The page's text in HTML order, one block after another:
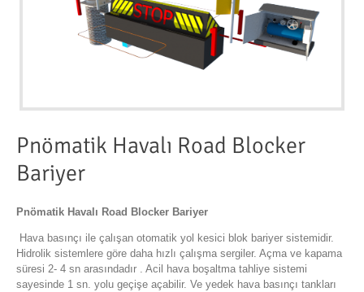
Pnömatik Havalı Road Blocker
Bariyer
Pnömatik Havalı Road Blocker Bariyer
Hava basınçı ile çalışan otomatik yol kesici blok bariyer sistemidir.
Hidrolik sistemlere göre daha hızlı çalışma sergiler. Açma ve kapama
süresi 2- 4 sn arasındadır . Acil hava boşaltma tahliye sistemi
sayesinde 1 sn. yolu geçişe açabilir. Ve yedek hava basınçı tankları